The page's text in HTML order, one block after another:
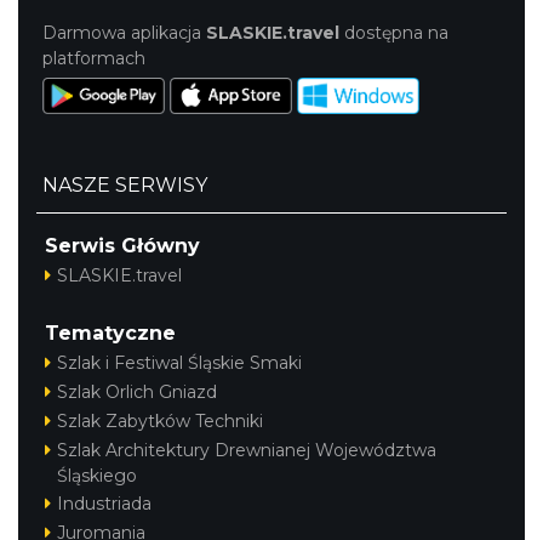
Darmowa aplikacja SLASKIE.travel dostępna na
platformach
NASZE SERWISY
Serwis Główny
SLASKIE.travel
Tematyczne
Szlak i Festiwal Śląskie Smaki
Szlak Orlich Gniazd
Szlak Zabytków Techniki
Szlak Architektury Drewnianej Województwa
Śląskiego
Industriada
Juromania